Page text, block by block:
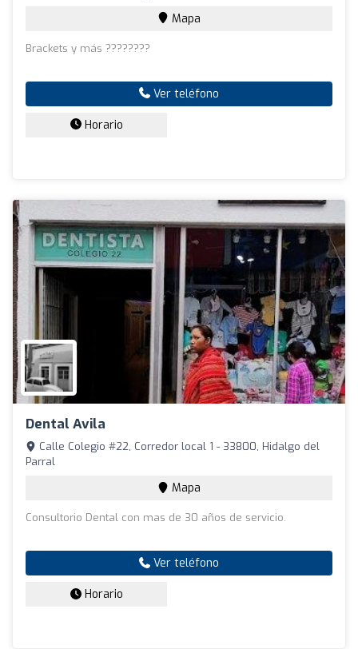
Mapa
Brackets y más ????????
Ver teléfono
Horario
Dental Avila
Calle Colegio #22, Corredor local 1 - 33800, Hidalgo del
Parral
Mapa
Consultorio Dental con mas de 30 años de servicio.
Ver teléfono
Horario